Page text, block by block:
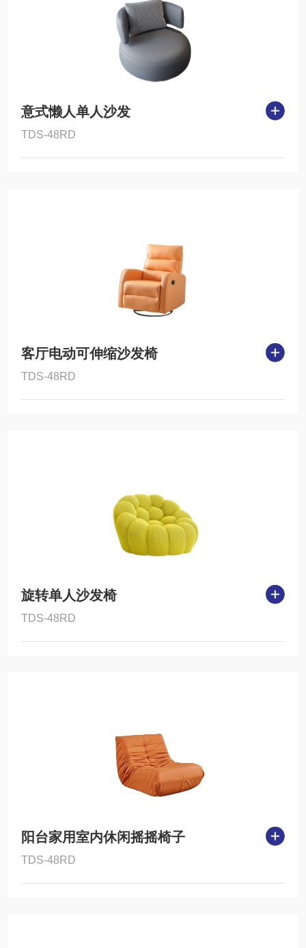
意式懒人单人沙发
TDS-48RD
客厅电动可伸缩沙发椅
TDS-48RD
旋转单人沙发椅
TDS-48RD
阳台家用室内休闲摇摇椅子
TDS-48RD